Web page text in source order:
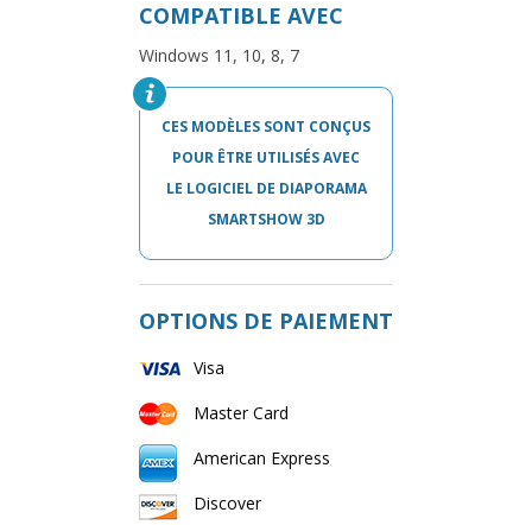
COMPATIBLE AVEC
Windows 11, 10, 8, 7
CES MODÈLES SONT CONÇUS
POUR ÊTRE UTILISÉS AVEC
LE LOGICIEL DE DIAPORAMA
SMARTSHOW 3D
OPTIONS DE PAIEMENT
Visa
Master Card
American Express
Discover